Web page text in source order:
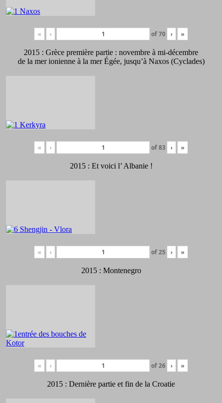
« ‹ of70 › »
2015 : Grèce première partie : novembre à mi-décembre
de la mer ionienne à la mer Égée, jusqu’à Naxos (Cyclades)
« ‹ of83 › »
2015 : Et voici l’ Albanie !
« ‹ of25 › »
2015 : Montenegro
« ‹ of26 › »
2015 : Dernière partie et fin de la Croatie